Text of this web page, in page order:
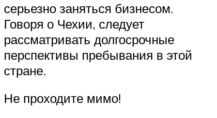
серьезно заняться бизнесом.
Говоря о Чехии, следует
рассматривать долгосрочные
перспективы пребывания в этой
стране.
Не проходите мимо!